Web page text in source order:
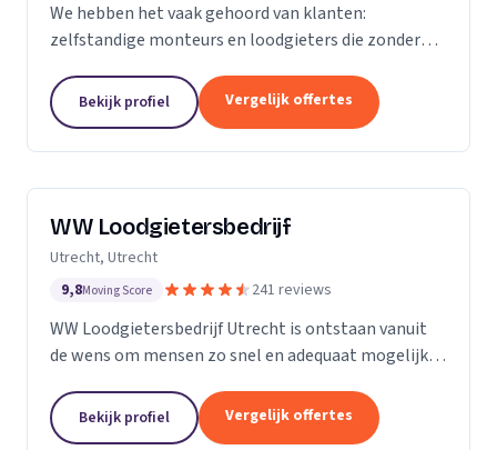
We hebben het vaak gehoord van klanten:
zelfstandige monteurs en loodgieters die zonder
rioolprobleem complexer bleek te zijn dan gedacht.
Of een rekening van...
Bekijk profiel Vergelijk offertes
WW Loodgietersbedrijf
Utrecht, Utrecht
9,8Moving Score 241 reviews
WW Loodgietersbedrijf Utrecht is ontstaan vanuit
de wens om mensen zo snel en adequaat mogelijk
hebben we onze diensten uitgebreid om ons ook
bezig...
Bekijk profiel Vergelijk offertes